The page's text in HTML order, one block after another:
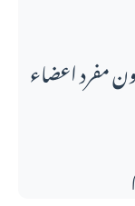
مفرد اعضاء